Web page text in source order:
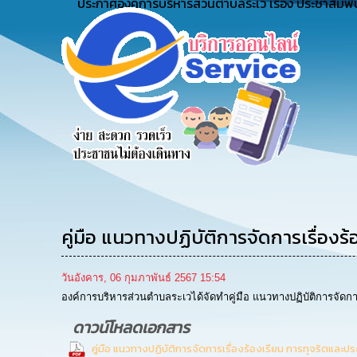
ร้องเรียน
การทุจริต
ร้องเรียน
การบริหาร
ทรัพยากร
บุคคล
e-Service
บริการ
ออนไลน์
คู่มือ แนวทางปฏิบัติการจัดการเรื่อง
วันอังคาร, 06 กุมภาพันธ์ 2567 15:54
องค์การบริหารส่วนตำบลระเวได้จัดทำคู่มือ แนวทางปฏิบัติการจัด
ดาวน์โหลดเอกสาร
คู่มือ แนวทางปฏิบัติการจัดการเรื่องร้องเรียน การทุจริตและป